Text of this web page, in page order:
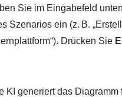
Sie im Eingabefeld
Szenarios ein (z. B.
Drücken Sie
KI generiert das Diagramm